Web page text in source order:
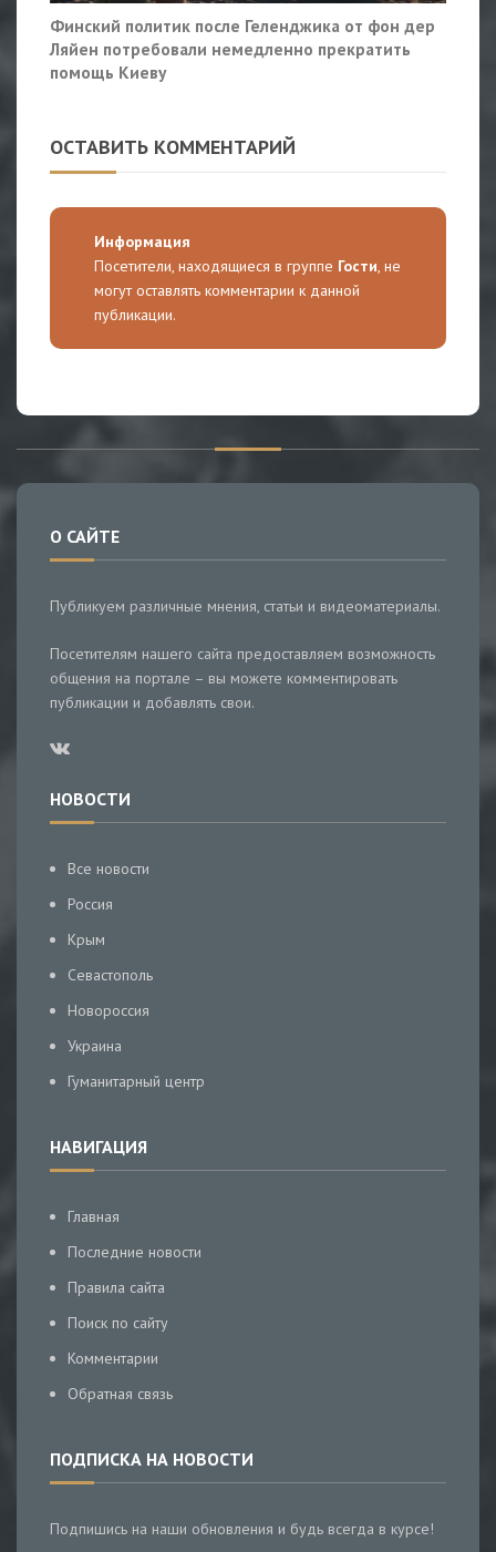
Финский политик после Геленджика от фон дер
Ляйен потребовали немедленно прекратить
помощь Киеву
ОСТАВИТЬ КОММЕНТАРИЙ
Информация
Посетители, находящиеся в группе Гости, не
могут оставлять комментарии к данной
публикации.
О САЙТЕ
Публикуем различные мнения, статьи и видеоматериалы.
Посетителям нашего сайта предоставляем возможность
общения на портале – вы можете комментировать
публикации и добавлять свои.
НОВОСТИ
Все новости
Россия
Крым
Севастополь
Новороссия
Украина
Гуманитарный центр
НАВИГАЦИЯ
Главная
Последние новости
Правила сайта
Поиск по сайту
Комментарии
Обратная связь
ПОДПИСКА НА НОВОСТИ
Подпишись на наши обновления и будь всегда в курсе!